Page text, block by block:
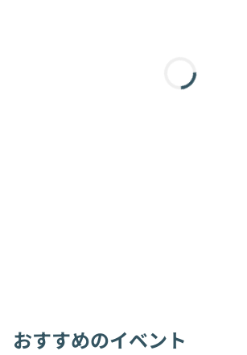
おすすめのイベント